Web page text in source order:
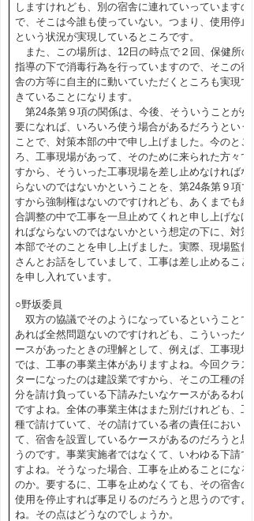
しますけれども、別の宿舎に連れていっていますの
で、そこは今誰も使っていない。つまり、使用停止
という状況が実現しているところです。
また、この場所は、12日の時点で２回、保健所の
指導の下で消毒行為を行っていますので、そこの宿
舎の方等に自主的に動いていただくところも実現で
きていることになります。
第24条第９項の関係は、今後、そういうことが必
要になれば、いろいろ使う場合があるだろうという
ことで、対策本部の中で申し上げました。今のとこ
ろ、工事現場があって、そのために来られた方々で
すから、そういった工事現場を差し止めなければな
らないのではないかということを、第24条第９項で
すから強制権はないのですけれども、あくまでも総
合調整の中で工事を一旦止めてくれと申し上げなけ
ればならないのではないかという想定の下に、対策
本部でそのことを申し上げました。実際、現場監督
さんとお話をしていまして、工事は差し止めること
を申し入れています。
○野坂委員
双方の協議でそのようになっているということで
あれば全然問題ないのですけれども、こういったケ
ースがあったときの理解として、例えば、工事現場
では、工事の事業主体がありますよね。今回クラス
ターになったのは建設業ですから、そこの工種の部
分を請け負っている下請みたいなケースがあるわけ
ですよね。全体の事業主体はまた別だけれども、工
種で請けていて、その請けている者の責任におい
て、宿舎を設置しているケースがあるのだろうと思
うのです。事業実施者ではなくて、いわゆる下請で
すよね。そうなった場合、工事を止めることになる
のか。要するに、工事を止めなくても、その宿舎の
使用を停止すれば事足りるのだろうと思うのですよ
ね。その点はどうなのでしょうか。